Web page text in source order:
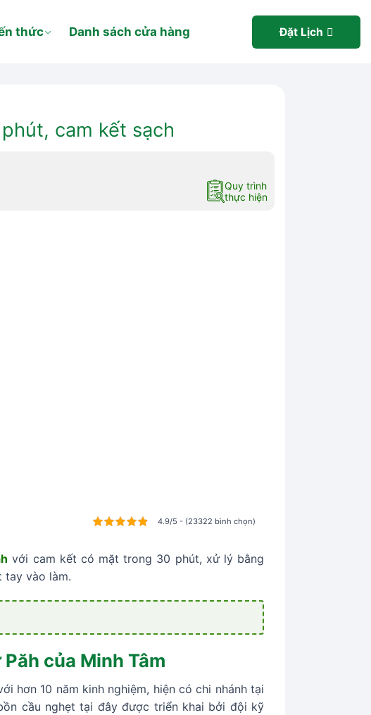
thức Danh sách cửa hàng Đặt Lịch
cam kết sạch
Quy trình
thực hiện
4.9/5 - (23322 bình chọn)
với cam kết có mặt trong 30 phút, xử lý bằng
tay vào làm.
của Minh Tâm
hơn 10 năm kinh nghiệm, hiện có chi nhánh tại
cầu nghẹt tại đây được triển khai bởi đội kỹ